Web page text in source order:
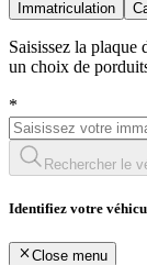
Immatriculation
Saisissez la
un choix de
*
Rechercher le
Identifiez votre
Close menu